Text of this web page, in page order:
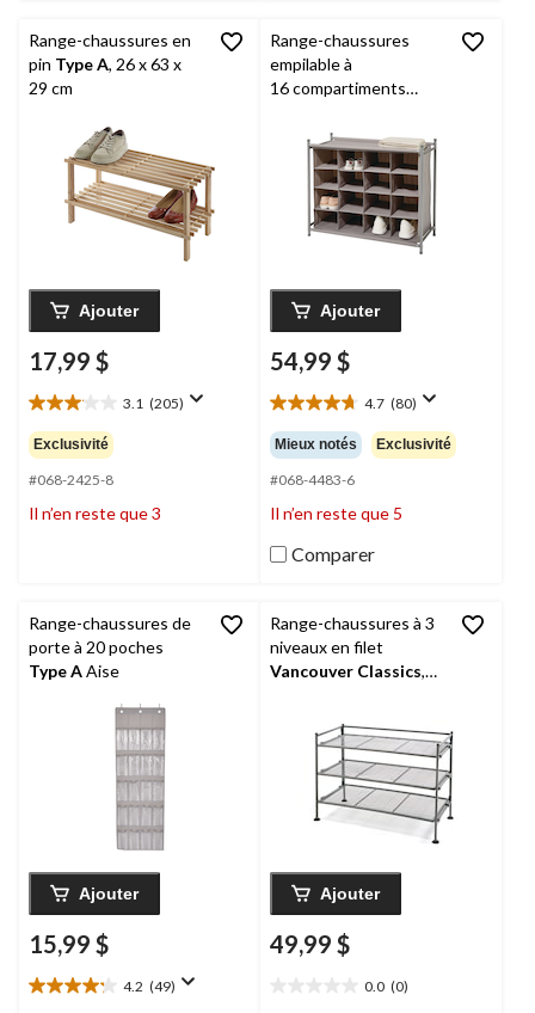
Range-chaussures en
pin Type A, 26 x 63 x
29 cm
Ajouter
17,99 $
3.1 (205)
3.1
étoile(s)
sur
5.
205
évaluations
Exclusivité
#068-2425-8
Il n’en reste que 3
Range-chaussures
empilable à
16 compartiments
contenir jusqu’à
16 paires de
chaussures, gris
Ajouter
54,99 $
4.7 (80)
4.7
étoile(s)
sur
5.
80
évaluations
Mieux notés Exclusivité
#068-4483-6
Il n’en reste que 5
Comparer
Range-chaussures de
porte à 20 poches
Type AAise
Ajouter
15,99 $
4.2 (49)
4.2
Range-chaussures à 3
niveaux en filet
Vancouver Classics,
Ajouter
49,99 $
0.0 (0)